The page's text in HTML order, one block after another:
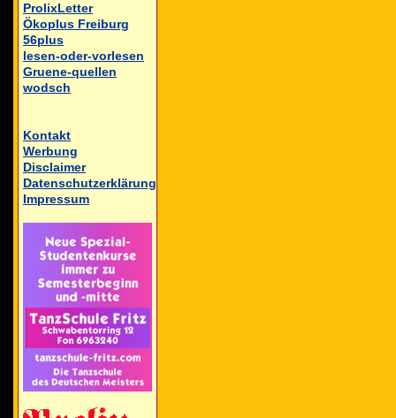
ProlixLetter
Ökoplus Freiburg
56plus
lesen-oder-vorlesen
Gruene-quellen
wodsch
Kontakt
Werbung
Disclaimer
Datenschutzerklärung
Impressum